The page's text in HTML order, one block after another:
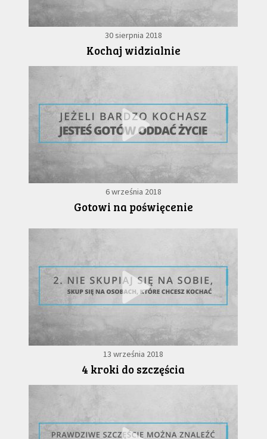
30 sierpnia 2018
Kochaj widzialnie
6 września 2018
Gotowi na poświęcenie
13 września 2018
4 kroki do szczęścia